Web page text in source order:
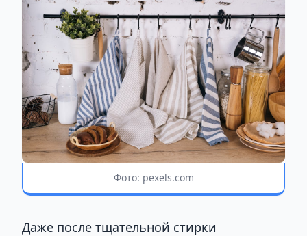
Фото: pexels.com
Даже после тщательной стирки